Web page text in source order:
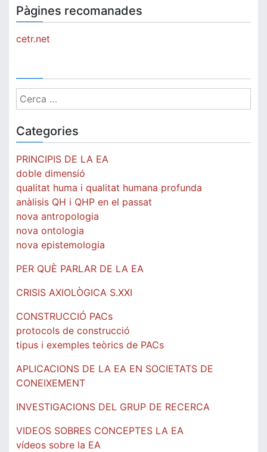
Pàgines recomanades
cetr.net
Cerca:
Categories
PRINCIPIS DE LA EA
doble dimensió
qualitat huma i qualitat humana profunda
anàlisis QH i QHP en el passat
nova antropologia
nova ontologia
nova epistemologia
PER QUÈ PARLAR DE LA EA
CRISIS AXIOLÒGICA S.XXI
CONSTRUCCIÓ PACs
protocols de construcció
tipus i exemples teòrics de PACs
APLICACIONS DE LA EA EN SOCIETATS DE
CONEIXEMENT
INVESTIGACIONS DEL GRUP DE RECERCA
VIDEOS SOBRES CONCEPTES LA EA
vídeos sobre la EA